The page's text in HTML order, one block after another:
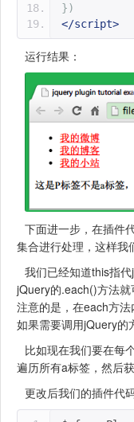
})
</script>
运行结果：
下面进一步，在插件
集合进行处理，这样我
我们已经知道this指
jQuery的.each()方法
注意的是，在each方
如果需要调用jQuery的
比如现在我们要在每
遍历所有a标签，然后
更改后我们的插件代